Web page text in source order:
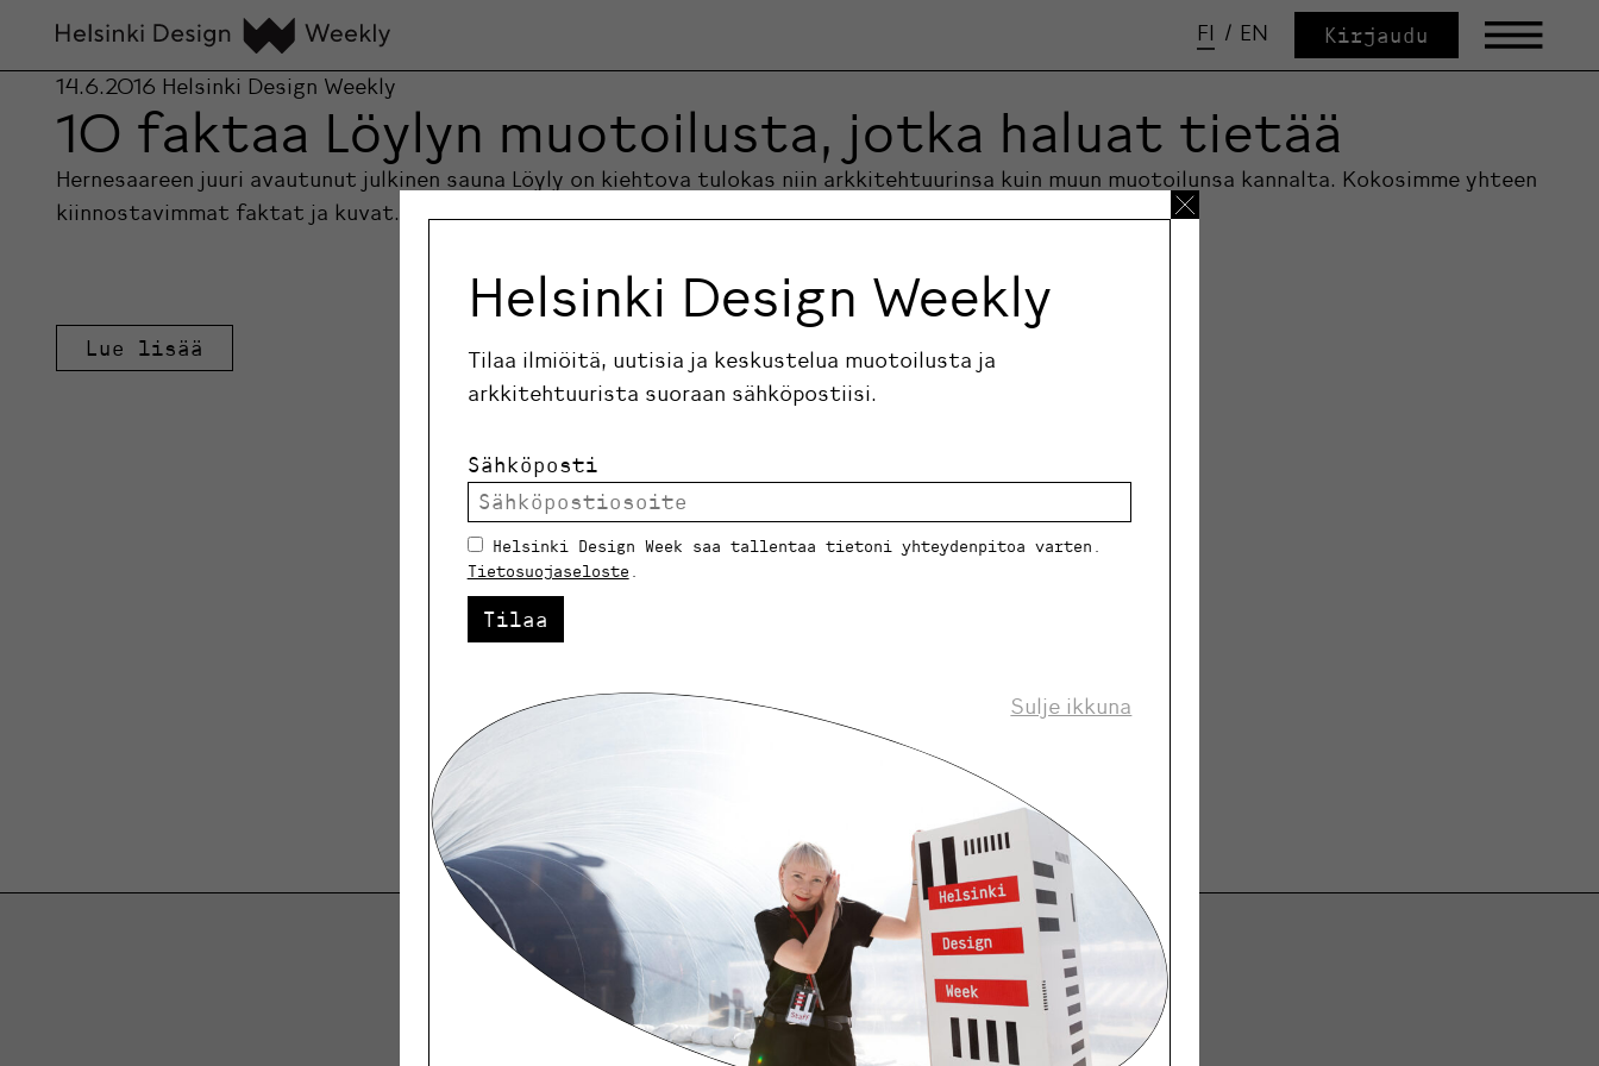
FI / EN Kirjaudu
14.6.2016 Helsinki Design Weekly
10 faktaa Löylyn muotoilusta, jotka haluat tietää
Hernesaareen juuri avautunut julkinen sauna Löyly on kiehtova tulokas niin arkkitehtuurinsa kuin muun muotoilunsa kannalta. Kokosimme yhteen
kiinnostavimmat faktat ja kuvat.
Lue lisää
Helsinki Design Weekly.
Keskustelua, uutisia ja ilmiöitä muotoilusta ja
Helsinki Design Weekly
Tilaa ilmiöitä, uutisia ja keskustelua muotoilusta ja
arkkitehtuurista suoraan sähköpostiisi.
Sähköposti
Helsinki Design Week saa tallentaa tietoni yhteydenpitoa varten.
Tietosuojaseloste
Tilaa
Sulje ikkuna